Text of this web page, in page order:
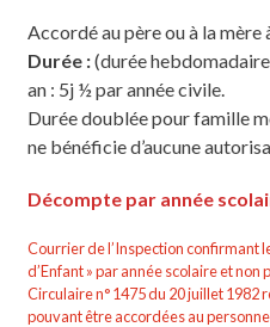
Accordé au père ou à la mère
Durée :(durée
an : 5j ½ par année civile.
Durée doublée pour famille
ne bénéficie d’aucune
Décompte par année
Courrier de l’Inspection confirmant
d’Enfant » par année scolaire et non
Circulaire n° 1475 du 20 juillet 1982
pouvant être accordées au